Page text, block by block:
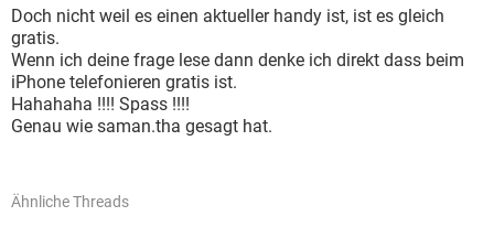
Doch nicht weil es einen aktueller handy ist, ist es gleich
gratis.
Wenn ich deine frage lese dann denke ich direkt dass beim
iPhone telefonieren gratis ist.
Hahahaha !!!! Spass !!!!
Genau wie saman.tha gesagt hat.
Ähnliche Threads